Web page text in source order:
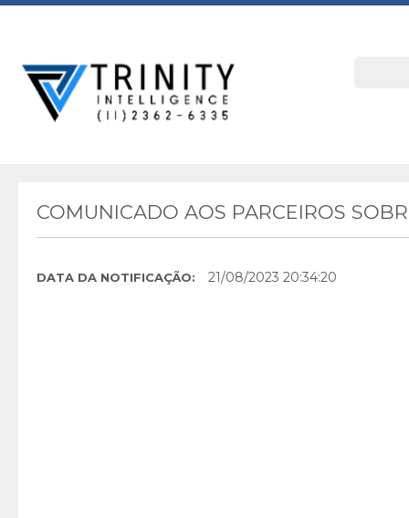
COMUNICADO AOS PARCEIROS
DATA DA NOTIFICAÇÃO: 21/08/2023 20:34:20